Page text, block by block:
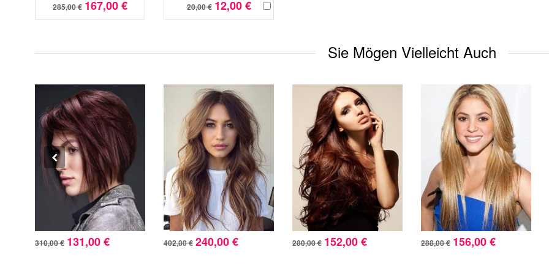
285,00 € 167,00 € 20,00 € 12,00 €
Sie Mögen Vielleicht Auch
310,00 € 131,00 € 402,00 € 240,00 € 280,00 € 152,00 € 288,00 € 156,00 €